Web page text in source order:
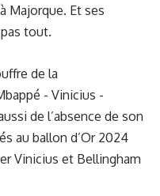
Majorque. Et ses
tout.
de la
- Vinicius -
de l’absence de son
au ballon d’Or 2024
Vinicius et Bellingham